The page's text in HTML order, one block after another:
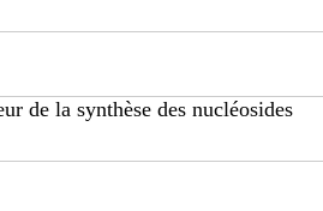
de la synthèse des nucléosides